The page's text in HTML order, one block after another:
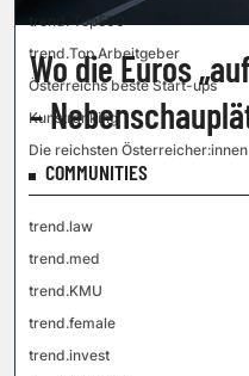
Wo die Euros
–
der
trend. Top500
trend.Top Arbeitgeber
Österreichs beste Start-ups
Kunstranking
Die reichsten Österreicher:innen
COMMUNITIES
trend.law
trend.med
trend.KMU
trend.female
trend.invest